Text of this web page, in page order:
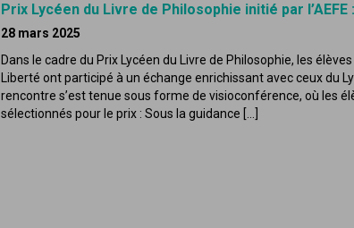
Prix Lycéen du Livre de Philosophie initié par
28 mars 2025
Dans le cadre du Prix Lycéen du Livre de Philosophie, les
Liberté ont participé à un échange enrichissant avec ceux du
rencontre s’est tenue sous forme de visioconférence, où les
sélectionnés pour le prix : Sous la guidance […]